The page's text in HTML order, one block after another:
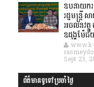
ឧបនាយក
រដ្ឋមន្ដ្រី
អចលនវត្
ឧដុង្គម៉ែ
www.k-
Sept 23,
ព័ត៌មានទូទៅប្រចាំថ្ងៃ